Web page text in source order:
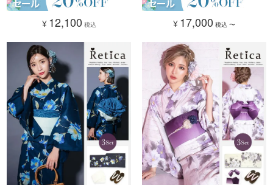
¥ 12,100 税込 ¥ 17,000 税込 〜